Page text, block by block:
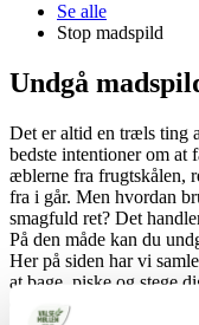
Se alle
Stop madspild
Undgå
Det er altid en træls ting
bedste intentioner om at
æblerne fra frugtskålen,
fra i går. Men hvordan
smagfuld ret? Det
På den måde kan du
Her på siden har vi
at bage, piske og stege
du allerede har i